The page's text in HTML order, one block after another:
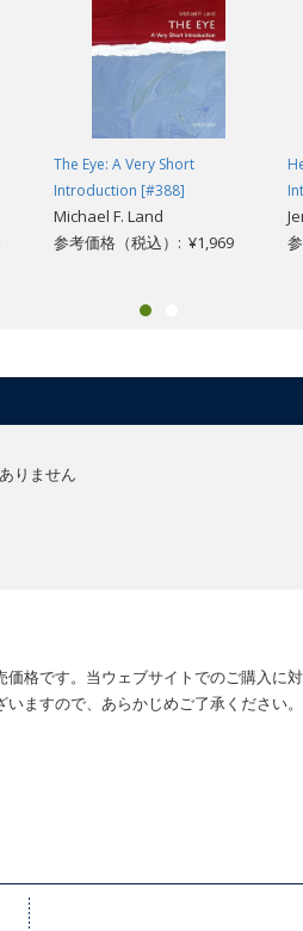
The Eye: A Very Short
Introduction [#388]
Michael F. Land
参考価格（税込）: ¥1,969
りません
格です。当ウェブサイトでのご購入に
ますので、あらかじめご了承ください。